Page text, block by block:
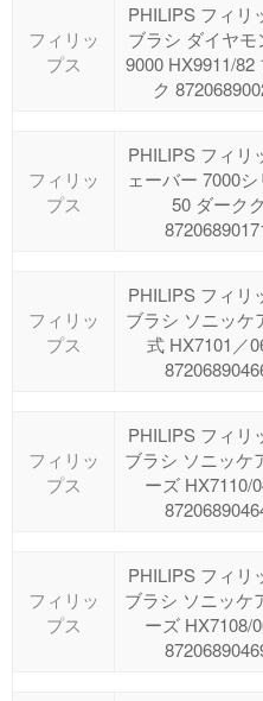
フィリッ
プス
PHILIPS フィリ
ブラシ ダイヤ
9000 HX9911/82
ク
フィリッ
プス
PHILIPS フィリ
ェーバー 7000
50 ダーク
フィリッ
プス
PHILIPS フィリ
ブラシ ソニッケ
式 HX7101／
フィリッ
プス
PHILIPS フィリ
ブラシ ソニッケ
ーズ HX7110/
フィリッ
プス
PHILIPS フィリ
ブラシ ソニッケ
ーズ HX7108/